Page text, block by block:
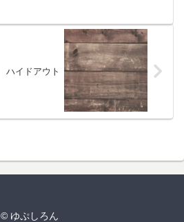
ハイドアウト
© ゆぷしろん